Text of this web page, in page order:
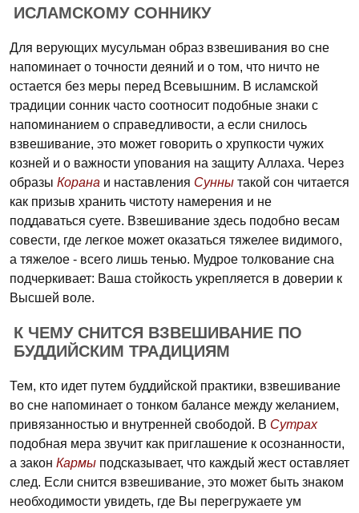
ИСЛАМСКОМУ СОННИКУ
Для верующих мусульман образ взвешивания во сне
напоминает о точности деяний и о том, что ничто не
остается без меры перед Всевышним. В исламской
традиции сонник часто соотносит подобные знаки с
напоминанием о справедливости, а если снилось
взвешивание, это может говорить о хрупкости чужих
козней и о важности упования на защиту Аллаха. Через
образы Корана и наставления Сунны такой сон читается
как призыв хранить чистоту намерения и не
поддаваться суете. Взвешивание здесь подобно весам
совести, где легкое может оказаться тяжелее видимого,
а тяжелое - всего лишь тенью. Мудрое толкование сна
подчеркивает: Ваша стойкость укрепляется в доверии к
Высшей воле.
К ЧЕМУ СНИТСЯ ВЗВЕШИВАНИЕ ПО
БУДДИЙСКИМ ТРАДИЦИЯМ
Тем, кто идет путем буддийской практики, взвешивание
во сне напоминает о тонком балансе между желанием,
привязанностью и внутренней свободой. В Сутрах
подобная мера звучит как приглашение к осознанности,
а закон Кармы подсказывает, что каждый жест оставляет
след. Если снится взвешивание, это может быть знаком
необходимости увидеть, где Вы перегружаете ум